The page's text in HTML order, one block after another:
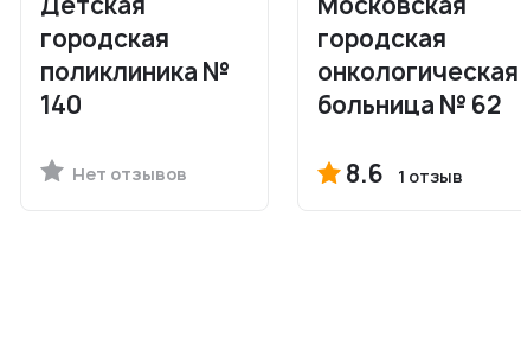
городская
поликлиника №
140
Нет отзывов
городская
онкологическая
больница № 62
8.6 1 отзыв